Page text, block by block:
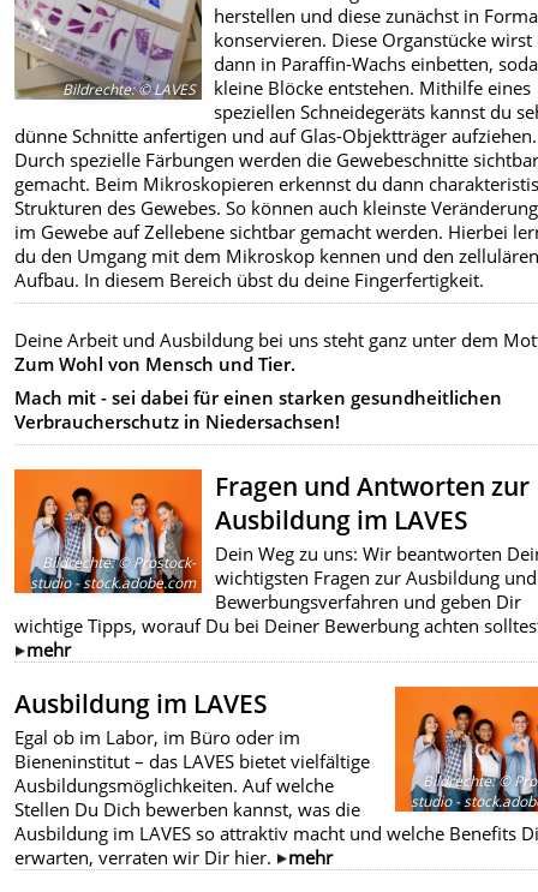
Bildrechte:© LAVES
herstellen und diese zunächst in
konservieren. Diese Organstücke wirst
dann in Paraffin-Wachs einbetten,
kleine Blöcke entstehen. Mithilfe eines
speziellen Schneidegeräts kannst du
dünne Schnitte anfertigen und auf Glas-Objektträger aufziehen.
Durch spezielle Färbungen werden die Gewebeschnitte
gemacht. Beim Mikroskopieren erkennst du dann
Strukturen des Gewebes. So können auch kleinste
im Gewebe auf Zellebene sichtbar gemacht werden. Hierbei
du den Umgang mit dem Mikroskop kennen und den
Aufbau. In diesem Bereich übst du deine Fingerfertigkeit.
Deine Arbeit und Ausbildung bei uns steht ganz unter dem
Zum Wohl von Mensch und Tier.
Mach mit - sei dabei für einen starken gesundheitlichen
Verbraucherschutz in Niedersachsen!
Bildrechte:© Prostock-
studio - stock.adobe.com
Fragen und Antworten zur
Ausbildung im LAVES
Dein Weg zu uns: Wir beantworten
wichtigsten Fragen zur Ausbildung
Bewerbungsverfahren und geben Dir
wichtige Tipps, worauf Du bei Deiner Bewerbung achten
mehr
Bildrechte:©
studio -
Ausbildung im LAVES
Egal ob im Labor, im Büro oder im
Bieneninstitut – das LAVES bietet vielfältige
Ausbildungsmöglichkeiten. Auf welche
Stellen Du Dich bewerben kannst, was die
Ausbildung im LAVES so attraktiv macht und welche Benefits
erwarten, verraten wir Dir hier.
mehr